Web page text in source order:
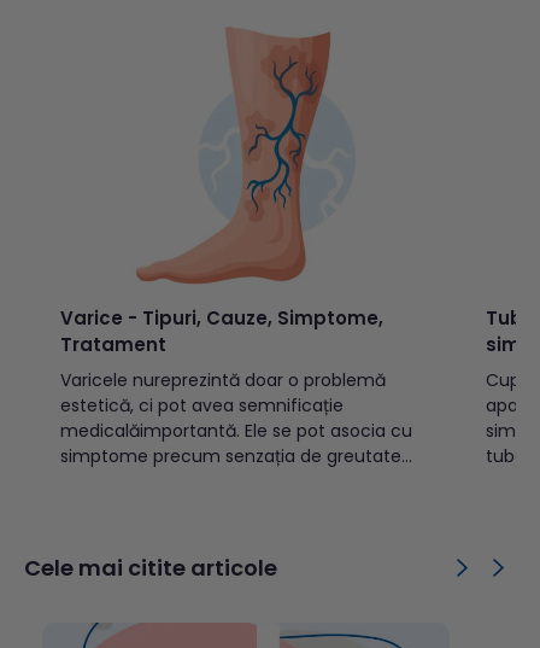
Varice - Tipuri, Cauze, Simptome,
Tratament
Varicele nureprezintă doar o problemă
estetică, ci pot avea semnificație
medicalăimportantă. Ele se pot asocia cu
simptome precum senzația de greutate
complicații precum tromboflebita
superficială,modificări trofice cutanate sau
varicele?Cum se...
Cuprins: Ce este
Cele mai citite articole